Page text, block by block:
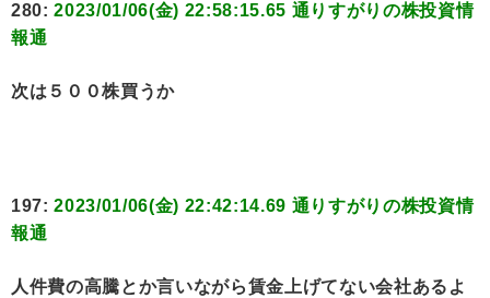
280:2023/01/06(金) 22:58:15.65 通りすがりの株投資情
報通
次は５００株買うか
197:2023/01/06(金) 22:42:14.69 通りすがりの株投資情
報通
人件費の高騰とか言いながら賃金上げてない会社あるよ